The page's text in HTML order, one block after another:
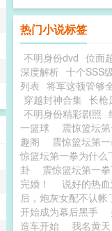
热门小说标签
不明身份dvd 位面
深度解析 十个SSS
列表 将军这顿管够
穿越封神合集 长枪
不明身份精彩剧照
一篮球
震惊篮坛
趣阁
震惊篮坛第
惊篮坛第一拳为什么
卦
震惊篮坛第一
完婚！
说好的热
后，炮灰女配不认帐
开始成为幕后黑手
造车开始
我名黄